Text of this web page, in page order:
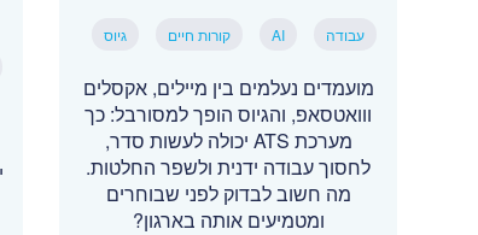
עבודה AI קורות חיים גיוס
מועמדים נעלמים בין מיילים, אקסלים
ווואטסאפ, והגיוס הופך למסורבל: כך
מערכת ATS יכולה לעשות סדר,
לחסוך עבודה ידנית ולשפר החלטות.
מה חשוב לבדוק לפני שבוחרים
ומטמיעים אותה בארגון?